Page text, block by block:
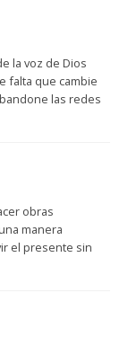
la voz de Dios
falta que cambie
las redes
obras
manera
el presente sin